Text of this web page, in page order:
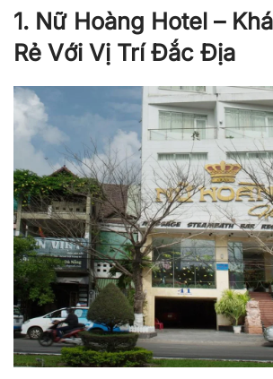
1. Nữ Hoàng Hotel –
Rẻ Với Vị Trí Đắc Địa